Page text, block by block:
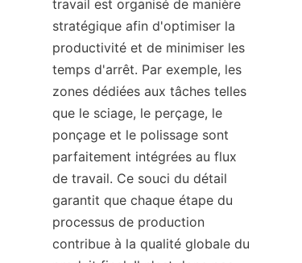
travail est organisé de manière
stratégique afin d'optimiser la
productivité et de minimiser les
temps d'arrêt. Par exemple, les
zones dédiées aux tâches telles
que le sciage, le perçage, le
ponçage et le polissage sont
parfaitement intégrées au flux
de travail. Ce souci du détail
garantit que chaque étape du
processus de production
contribue à la qualité globale du